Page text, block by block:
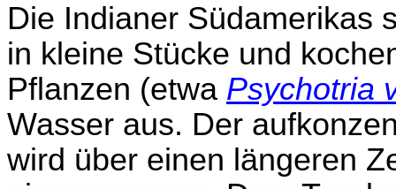
Die Indianer Südamerikas
in kleine Stücke und
Pflanzen (etwa Psychotria
Wasser aus. Der
wird über einen längeren